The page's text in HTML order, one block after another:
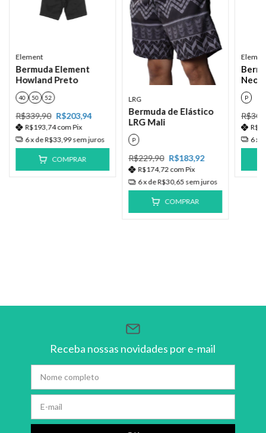
Element
Bermuda Element
Howland Preto
40 50 52
R$339,90 R$203,94
R$193,74com Pix
6x deR$33,99 sem juros
COMPRAR
LRG
Bermuda de Elástico
LRG Mali
P
R$229,90 R$183,92
R$174,72 com Pix
6x deR$30,65 sem juros
COMPRAR
P
6x
Receba nossas novidades por e-mail